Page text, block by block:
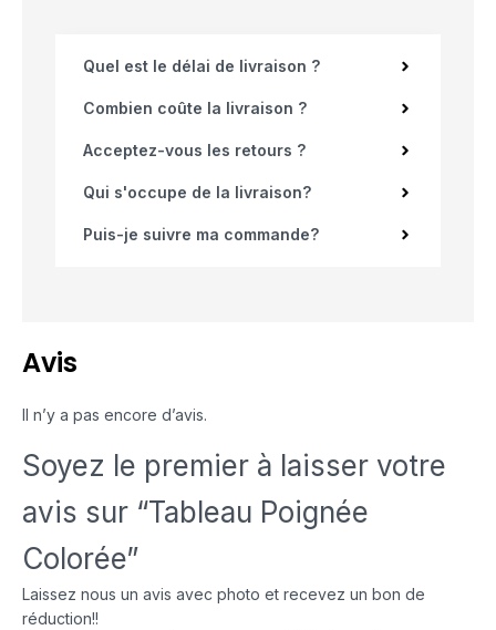
Quel est le délai de livraison ?
Combien coûte la livraison ?
Acceptez-vous les retours ?
Qui s'occupe de la livraison?
Puis-je suivre ma commande?
Avis
Il n’y a pas encore d’avis.
Soyez le premier à laisser votre
avis sur “Tableau Poignée
Colorée”
Laissez nous un avis avec photo et recevez un bon de
réduction!!